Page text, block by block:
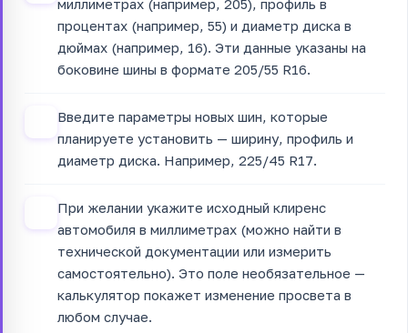
миллиметрах (например, 205), профиль в
процентах (например, 55) и диаметр диска в
дюймах (например, 16). Эти данные указаны на
боковине шины в формате 205/55 R16.
Введите параметры новых шин, которые
планируете установить — ширину, профиль и
диаметр диска. Например, 225/45 R17.
При желании укажите исходный клиренс
автомобиля в миллиметрах (можно найти в
технической документации или измерить
самостоятельно). Это поле необязательное —
калькулятор покажет изменение просвета в
любом случае.